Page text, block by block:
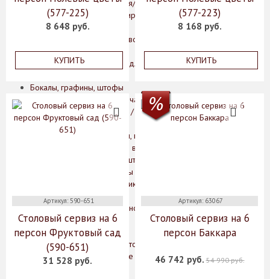
Вазочки для варенья/сахара
Керамическая сервировочная посуда
Менажницы и горки
Подносы и сервировочные блюда
Салфетницы
Другие аксессуары для сервировки
Бокалы, графины, штофы
Армуды, чашки для чая
Бокалы для бренди / коньяка
Бокалы для вина
Бокалы для мартини, креманки
Бокалы, стаканы для воды / сока
Графины, кувшины, штофы
Подарочные наборы
Рюмки, стопки для ликера / водки
Стаканы для виски
Фужеры для шампанского
Предметы интерьера
Вазы
Вазы для цветов
Декоративные вазы
Кашпо
(577-225)
8 648 руб.
КУПИТЬ
(577-223)
8 168 руб.
КУПИТЬ
Артикул: 590-651
Столовый сервиз на 6
персон Фруктовый сад
(590-651)
31 528 руб.
Артикул: 63067
Столовый сервиз на 6
персон Баккара
46 742 руб.54 990 руб.